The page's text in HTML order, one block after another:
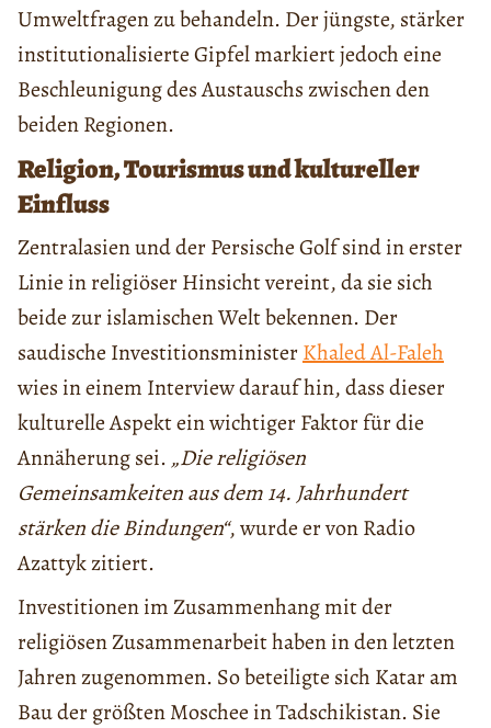
Umweltfragen zu behandeln. Der jüngste, stärker
institutionalisierte Gipfel markiert jedoch eine
Beschleunigung des Austauschs zwischen den
beiden Regionen.
Religion, Tourismus und kultureller
Einfluss
Zentralasien und der Persische Golf sind in erster
Linie in religiöser Hinsicht vereint, da sie sich
beide zur islamischen Welt bekennen. Der
saudische InvestitionsministerKhaled Al-Faleh
wies in einem Interview darauf hin, dass dieser
kulturelle Aspekt ein wichtiger Faktor für die
Annäherung sei. „Die religiösen
Gemeinsamkeiten aus dem 14. Jahrhundert
stärken die Bindungen“, wurde er von Radio
Azattyk zitiert.
Investitionen im Zusammenhang mit der
religiösen Zusammenarbeit haben in den letzten
Jahren zugenommen. So beteiligte sich Katar am
Bau der größten Moschee in Tadschikistan. Sie